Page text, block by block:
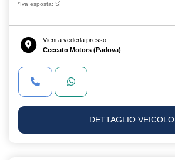
*Iva esposta: Sì
Vieni a vederla presso
Ceccato Motors (Padova)
DETTAGLIO VEICOLO